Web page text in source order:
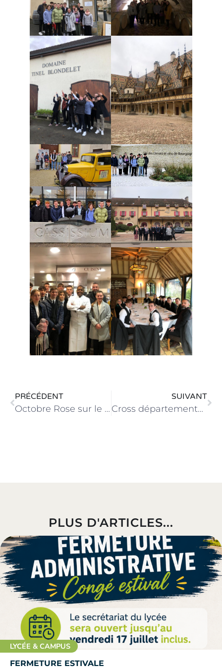
PRÉCÉDENT
Octobre Rose sur le site Haute-Follis
SUIVANT
Cross départemental du 13 novembre 2024
PLUS D'ARTICLES...
LYCÉE & CAMPUS
FERMETURE ESTIVALE